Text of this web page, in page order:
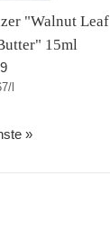
"Walnut Leaf
15ml
/pro
»